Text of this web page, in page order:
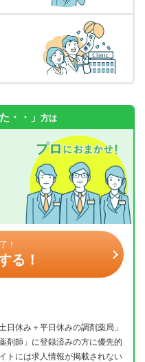
・・」 方は
！
る！
日休み＋平日休みの調剤薬局」
剤師」に登録済みの方に優先的
トには求人情報が掲載されない